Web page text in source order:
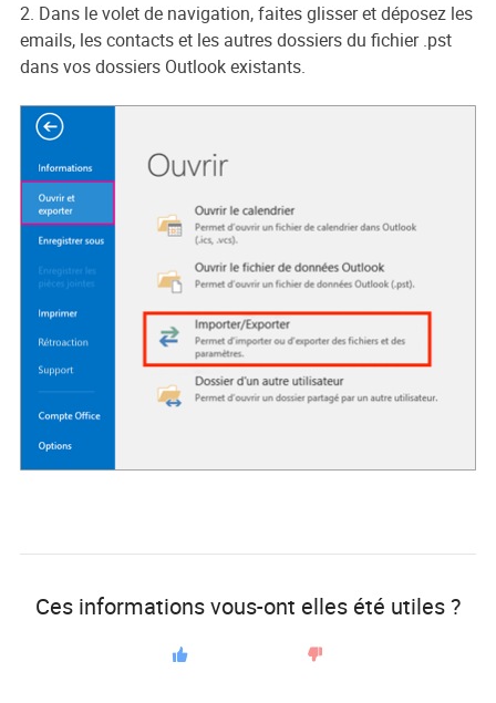
2. Dans le volet de navigation, faites glisser et déposez les
emails, les contacts et les autres dossiers du fichier .pst
dans vos dossiers Outlook existants.
Ces informations vous-ont elles été utiles ?